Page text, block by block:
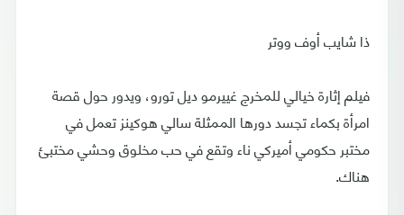
ذا شايب أوف ووتر
فيلم إثارة خيالي للمخرج غييرمو ديل تورو، ويدور حول قصة
امرأة بكماء تجسد دورها الممثلة سالي هوكينز تعمل في
مختبر حكومي أميركي ناء وتقع في حب مخلوق وحشي مختبئ
هناك.